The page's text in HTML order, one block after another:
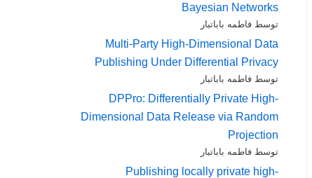
Bayesian Networks
توسط فاطمه باباتبار
Multi-Party High-Dimensional Data
Publishing Under Differential Privacy
توسط فاطمه باباتبار
DPPro: Differentially Private High-
Dimensional Data Release via Random
Projection
توسط فاطمه باباتبار
Publishing locally private high-